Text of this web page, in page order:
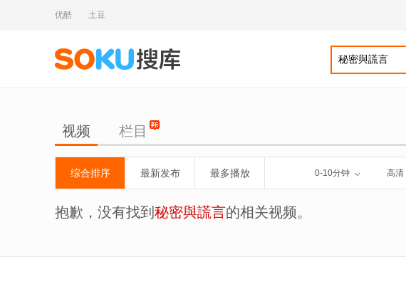
优酷 土豆
视频 栏目
综合排序 最新发布 最多播放 0-10分钟 高清
抱歉，没有找到 秘密與謊言的相关视频。